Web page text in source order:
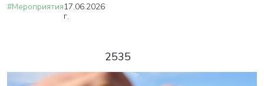
#Мероприятия17.06.2026
г.
2535